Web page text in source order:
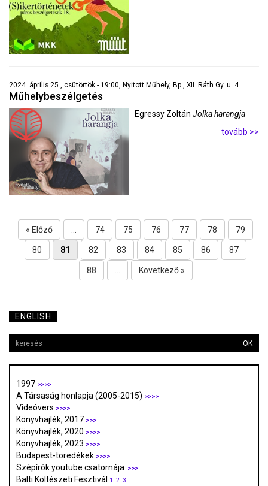
2024. április 25., csütörtök - 19:00, Nyitott Műhely, Bp., XII. Ráth Gy. u. 4.
Műhelybeszélgetés
Egressy Zoltán Jolka harangja
tovább >>
« Előző ... 74 75 76 77 78 79
80 81 82 83 84 85 86 87
88 ... Következő »
ENGLISH
OK
1997 >>>>
A Társaság honlapja (2005-2015) >>>>
Videóvers >>>>
Könyvhajlék, 2017 >>>
Könyvhajlék, 2020 >>>>
Könyvhajlék, 2023 >>>>
Budapest-töredékek >>>>
Szépírók youtube csatornája >>>
Balti Költészeti Fesztivál 1. 2. 3.